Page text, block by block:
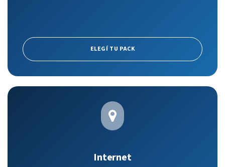
ELEGÍ TU PACK
Internet